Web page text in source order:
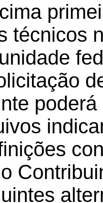
técnicos